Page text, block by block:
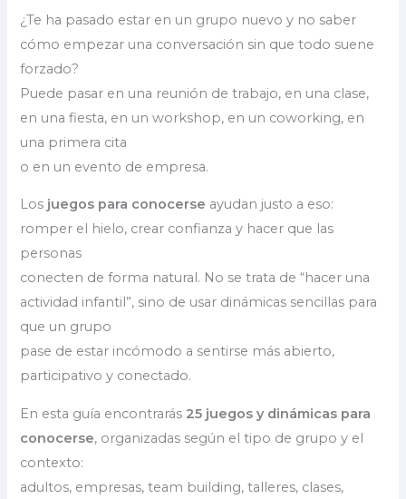
¿Te ha pasado estar en un grupo nuevo y no saber
cómo empezar una conversación sin que todo suene
forzado?
Puede pasar en una reunión de trabajo, en una clase,
en una fiesta, en un workshop, en un coworking, en
una primera cita
o en un evento de empresa.
Los juegos para conocerse ayudan justo a eso:
romper el hielo, crear confianza y hacer que las
personas
conecten de forma natural. No se trata de “hacer una
actividad infantil”, sino de usar dinámicas sencillas para
que un grupo
pase de estar incómodo a sentirse más abierto,
participativo y conectado.
En esta guía encontrarás 25 juegos y dinámicas para
conocerse, organizadas según el tipo de grupo y el
contexto:
adultos, empresas, team building, talleres, clases,